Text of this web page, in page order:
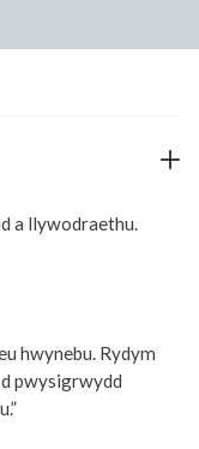
a llywodraethu.
hwynebu. Rydym
pwysigrwydd